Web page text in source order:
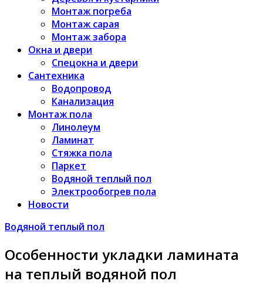
Монтаж погреба
Монтаж сарая
Монтаж забора
Окна и двери
Спецокна и двери
Сантехника
Водопровод
Канализация
Монтаж пола
Линолеум
Ламинат
Стяжка пола
Паркет
Водяной теплый пол
Электрообогрев пола
Новости
Водяной теплый пол
Особенности укладки ламината
на теплый водяной пол